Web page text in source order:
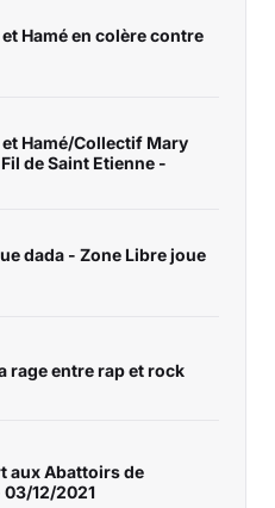
Hamé en colère contre
Hamé/Collectif Mary
de Saint Etienne -
dada - Zone Libre joue
rage entre rap et rock
aux Abattoirs de
12/2021